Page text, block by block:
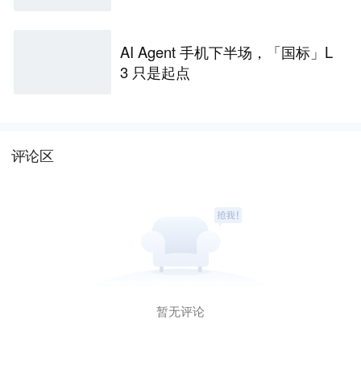
AI Agent 手机下半场，「国标」L
3 只是起点
评论区
暂无评论